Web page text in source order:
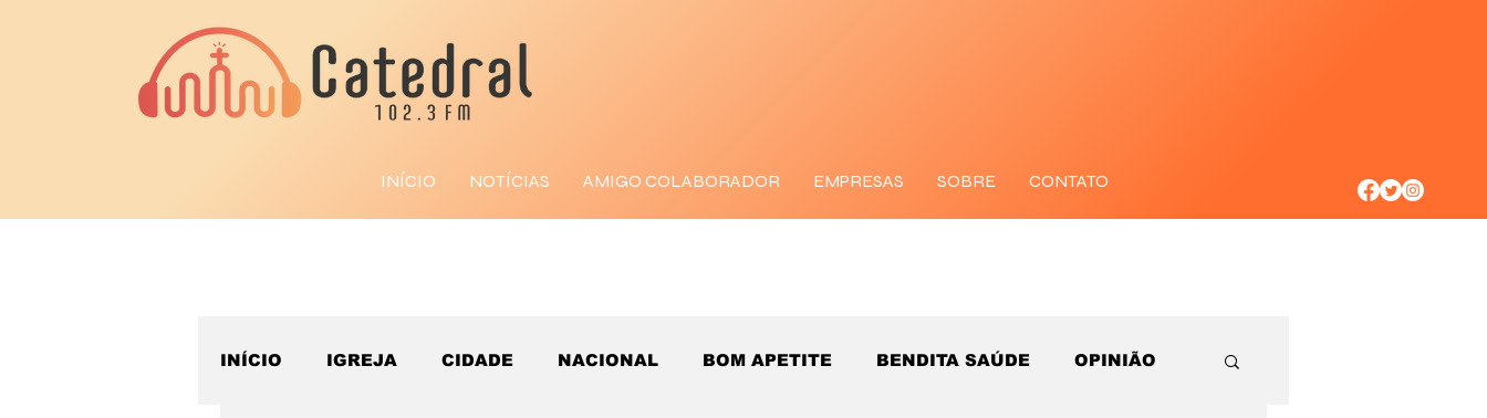
INÍCIO NOTÍCIAS AMIGO COLABORADOR EMPRESAS SOBRE CONTATO
INÍCIO IGREJA CIDADE NACIONAL BOM APETITE BENDITA SAÚDE OPINIÃO